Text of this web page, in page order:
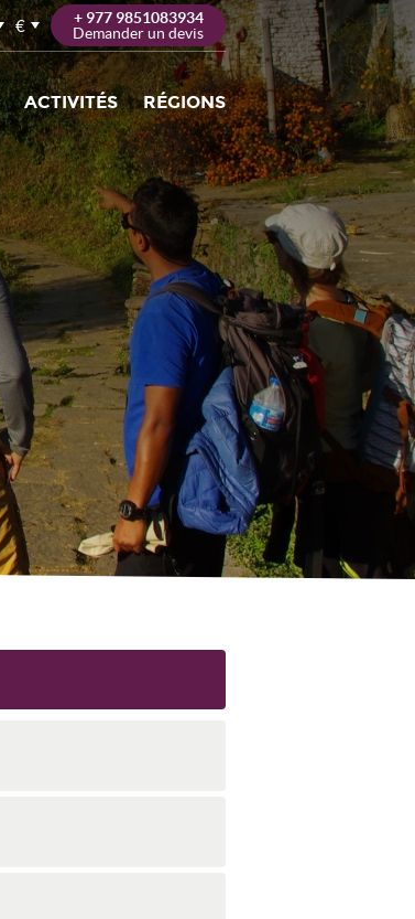
€
+ 977 9851083934
Demander un devis
ACTIVITÉS RÉGIONS